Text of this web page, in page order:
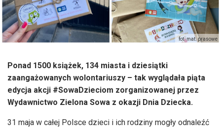
fot. mat. prasowe
Ponad 1500 książek, 134 miasta i dziesiątki
zaangażowanych wolontariuszy – tak wyglądała piąta
edycja akcji #SowaDzieciom zorganizowanej przez
Wydawnictwo Zielona Sowa z okazji Dnia Dziecka.
31 maja w całej Polsce dzieci i ich rodziny mogły odnaleźć